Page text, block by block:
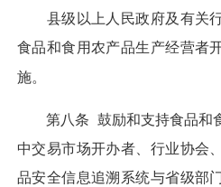
县级以上人民政府及有关行
食品和食用农产品生产经营者
施。
第八条 鼓励和支持食品和
中交易市场开办者、行业协会
品安全信息追溯系统与省级部